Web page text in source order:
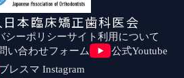
本臨床矯正歯科医会
シーポリシーサイト利用について
い合わせフォーム
公式Youtube
ブレスマ Instagram